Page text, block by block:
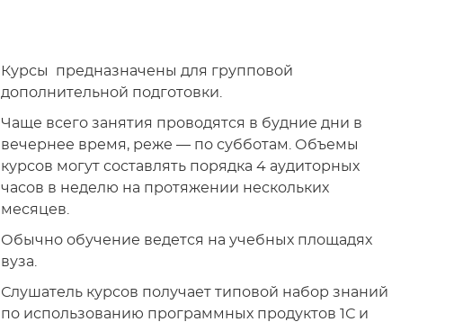
Курсы предназначены для групповой
дополнительной подготовки.
Чаще всего занятия проводятся в будние дни в
вечернее время, реже — по субботам. Объемы
курсов могут составлять порядка 4 аудиторных
часов в неделю на протяжении нескольких
месяцев.
Обычно обучение ведется на учебных площадях
вуза.
Слушатель курсов получает типовой набор знаний
по использованию программных продуктов 1С и